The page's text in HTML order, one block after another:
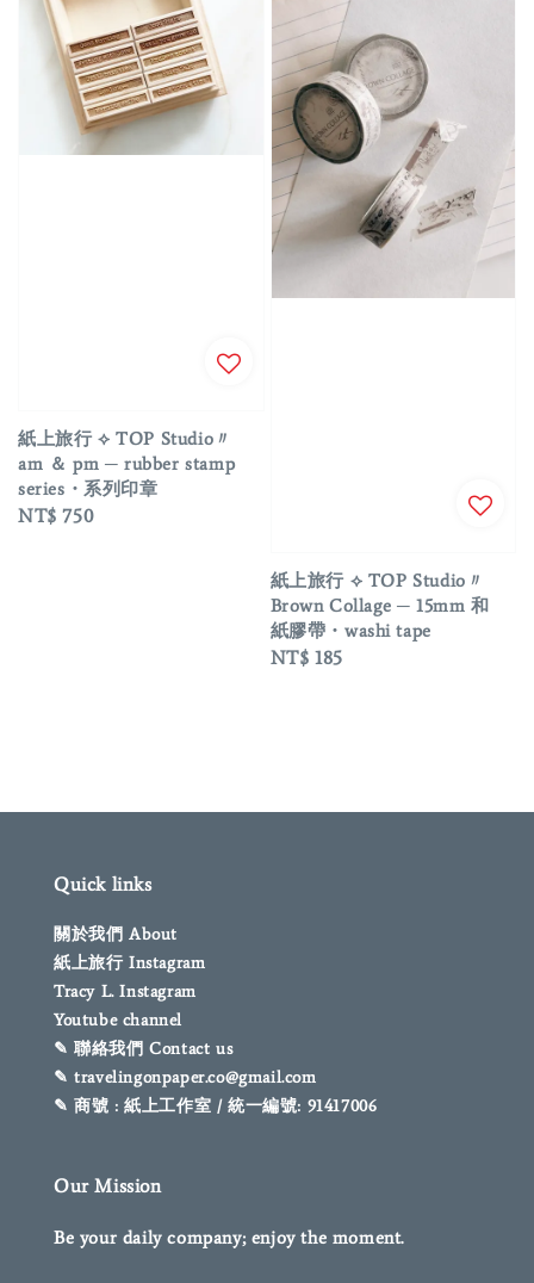
紙上旅行 ⟡ TOP Studio〃
am ＆ pm ─ rubber stamp
series・系列印章
Regular
NT$ 750
紙上旅行 ⟡ TOP Studio〃
Brown Collage ─ 15mm 和
紙膠帶・washi tape
Regular
NT$ 185
Quick links
關於我們 About
紙上旅行 Instagram
Tracy L. Instagram
Youtube channel
✎ 聯絡我們 Contact us
✎ travelingonpaper.co@gmail.com
✎ 商號 : 紙上工作室 / 統一編號: 91417006
Our Mission
Be your daily company; enjoy the moment.